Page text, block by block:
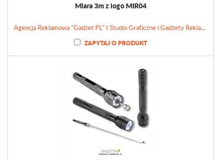
Miara 3m z logo MIR04
Agencja Reklamowa "Gadżet PL" I Studio Graficzne i Gadżety Reklamowe
ZAPYTAJ O PRODUKT